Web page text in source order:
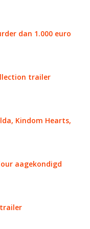
dan 1.000 euro
trailer
Kindom Hearts,
aagekondigd